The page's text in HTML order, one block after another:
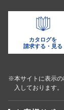
カタログを
請求する・見る
※本サイトに表示の
入しております。